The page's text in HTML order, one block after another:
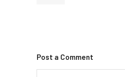
Post a Comment